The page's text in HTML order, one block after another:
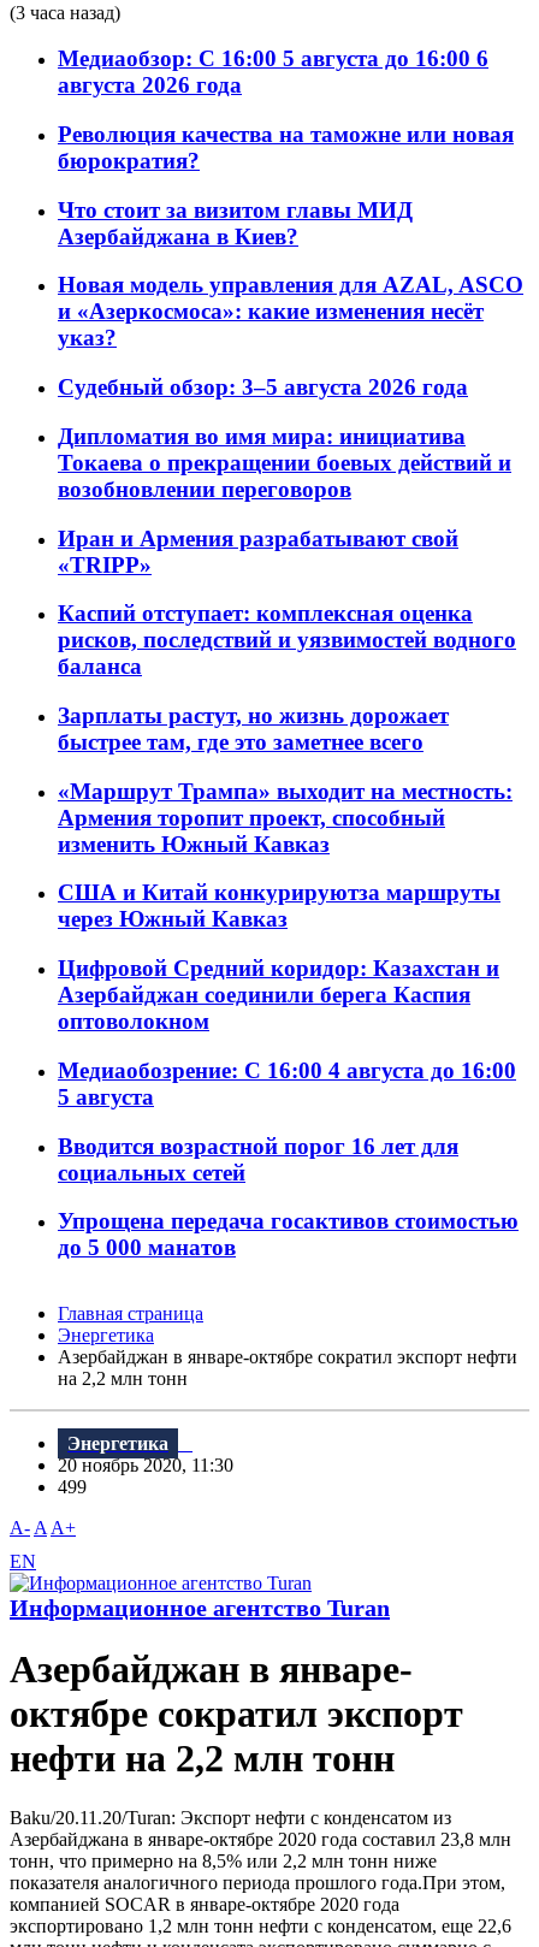
(3 часа назад)
Медиаобзор: С 16:00 5 августа до 16:00 6
августа 2026 года
Революция качества на таможне или новая
бюрократия?
Что стоит за визитом главы МИД
Азербайджана в Киев?
Новая модель управления для AZAL, ASCO
и «Азеркосмоса»: какие изменения несёт
указ?
Судебный обзор: 3–5 августа 2026 года
Дипломатия во имя мира: инициатива
Токаева о прекращении боевых действий и
возобновлении переговоров
Иран и Армения разрабатывают свой
«TRIPP»
Каспий отступает: комплексная оценка
рисков, последствий и уязвимостей водного
баланса
Зарплаты растут, но жизнь дорожает
быстрее там, где это заметнее всего
«Маршрут Трампа» выходит на местность:
Армения торопит проект, способный
изменить Южный Кавказ
США и Китай конкурируютза маршруты
через Южный Кавказ
Цифровой Средний коридор: Казахстан и
Азербайджан соединили берега Каспия
оптоволокном
Медиаобозрение: С 16:00 4 августа до 16:00
5 августа
Вводится возрастной порог 16 лет для
социальных сетей
Упрощена передача госактивов стоимостью
до 5 000 манатов
Главная страница
Энергетика
Азербайджан в январе-октябре сократил экспорт нефти
на 2,2 млн тонн
Энергетика
20 ноябрь 2020, 11:30
499
A- A A+
EN
Информационное агентство Turan
Азербайджан в январе-
октябре сократил экспорт
нефти на 2,2 млн тонн
Baku/20.11.20/Turan: Экспорт нефти с конденсатом из
Азербайджана в январе-октябре 2020 года составил 23,8 млн
тонн, что примерно на 8,5% или 2,2 млн тонн ниже
показателя аналогичного периода прошлого года.При этом,
компанией SOCAR в январе-октябре 2020 года
экспортировано 1,2 млн тонн нефти с конденсатом, еще 22,6